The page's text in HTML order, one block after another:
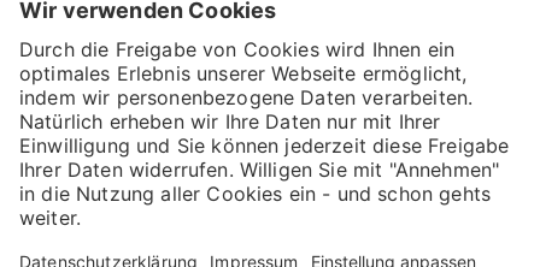
© 2026 121WATT GmbH
Über uns